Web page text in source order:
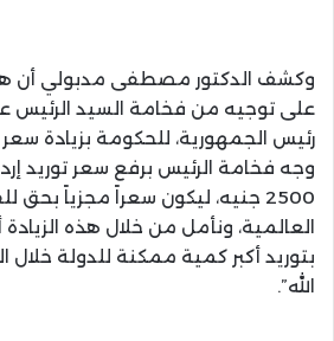
وكشف الدكتور مصطفى مدبولي أن
على توجيه من فخامة السيد الرئيس
رئيس الجمهورية، للحكومة بزيادة سعر
وجه فخامة الرئيس برفع سعر توريد
2500 جنيه، ليكون سعراً مجزياً بحق
العالمية، ونأمل من خلال هذه الزيادة
بتوريد أكبر كمية ممكنة للدولة خلال
الله”.